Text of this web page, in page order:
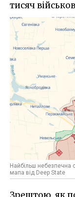
тисяч
Найбільш небезпечна
мапа від Deep State